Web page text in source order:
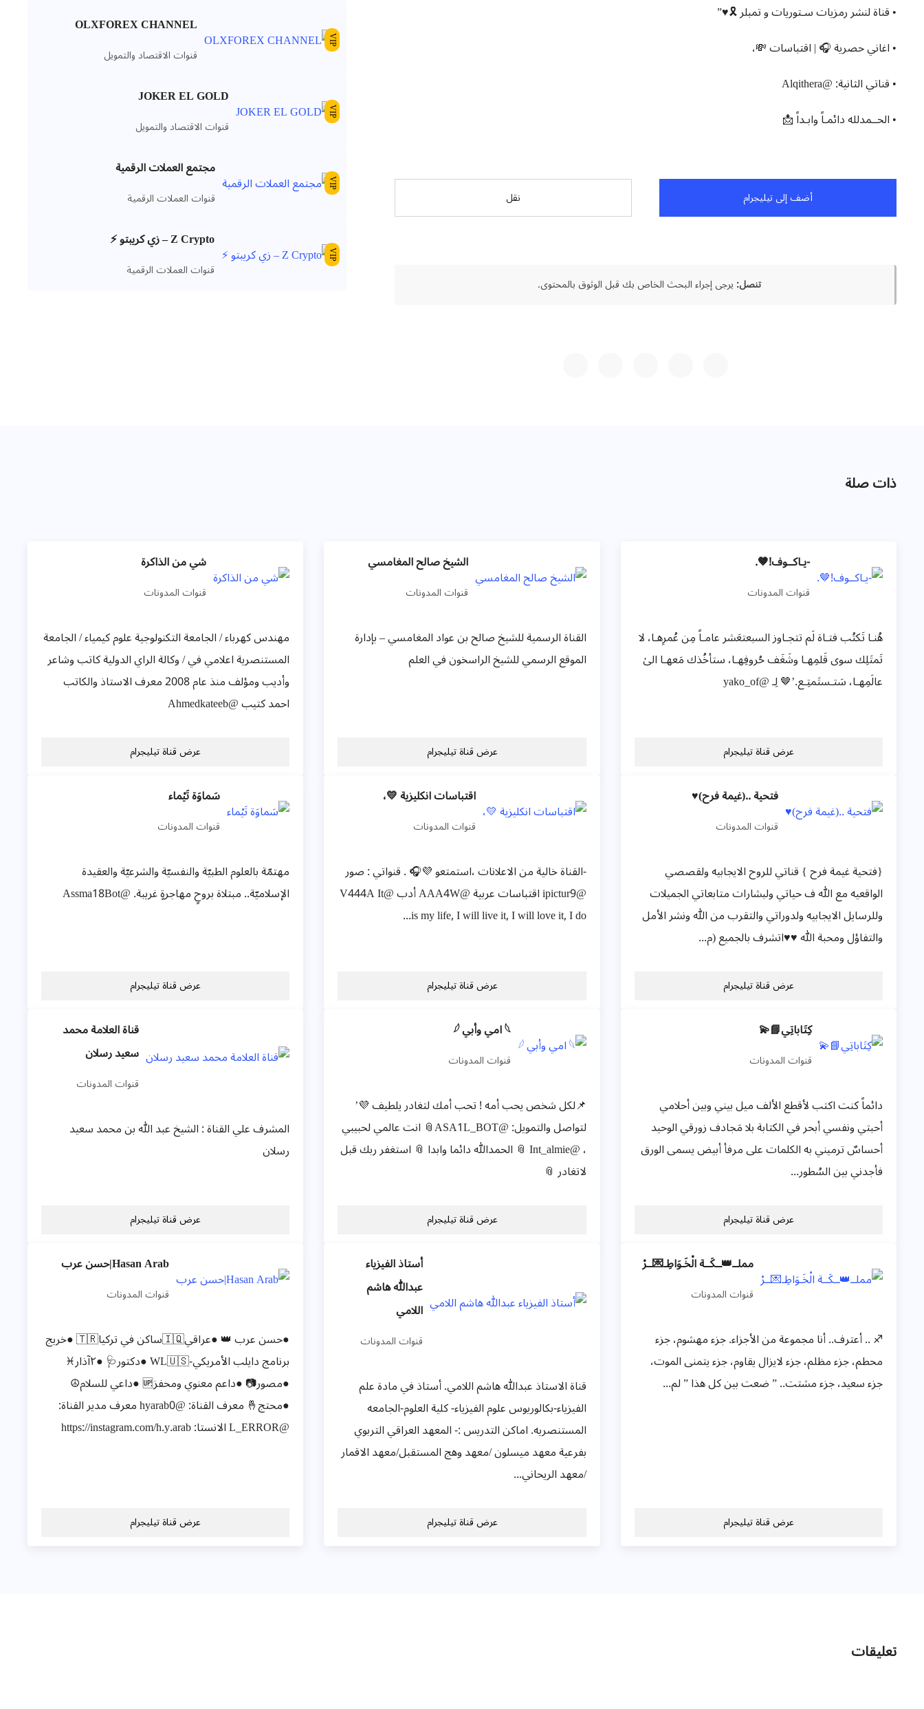
• قناة لنشر رمزيات سـتوريات و تمبلر 🎗♥️”
• اغاني حصرية 🎧 | اقتباسات 💸،
• قناتي الثانية: @Alqithera
• الحــمدلله دائمـاً وابـداً 📩
أضف إلى تيليجرام نقل
تنصل:يرجى إجراء البحث الخاص بك قبل الوثوق بالمحتوى.
VIP
OLXFOREX CHANNEL
قنوات الاقتصاد والتمويل
VIP
JOKER EL GOLD
قنوات الاقتصاد والتمويل
VIP
مجتمع العملات الرقمية
قنوات العملات الرقمية
VIP
Z Crypto – زي كريبتو ⚡️
قنوات العملات الرقمية
ذات صلة
-يـاكــوف!🤎.
قنوات المدونات
هُنـا تَكتُب فتـاة لَم تتجـاوز السبعتعَشر عامـاً مِن عُمرِهـا، لا
تَمتَلِك سوی قَلمِهـا وشَغَف حُروفِهـا، ستأخُذك مَعهـا الیٰ
عالَمِهـا، سَتـستَمتِـع.’🤎 لِـ @yako_of
عرض قناة تيليجرام
الشيخ صالح المغامسي
قنوات المدونات
القناة الرسمية للشيخ صالح بن عواد المغامسي – بإدارة
الموقع الرسمي للشيخ الراسخون في العلم
عرض قناة تيليجرام
شي من الذاكرة
قنوات المدونات
مهندس كهرباء / الجامعة التكنولوجية علوم كيمياء / الجامعة
المستنصرية اعلامي في / وكالة الراي الدولية كاتب وشاعر
وأديب ومؤلف منذ عام 2008 معرف الاستاذ والكاتب
احمد كتيب @Ahmedkateeb
عرض قناة تيليجرام
فتحية ..(غيمة فرح)♥️
قنوات المدونات
{فتحية غيمة فرح } قناتي للروح الايجابيه ولقصصي
الواقعيه مع الله ف حياتي ولبشارات متابعاتي الجميلات
وللرسايل الايجابيه ولدوراتي والتقرب من الله ونشر الأمل
والتفاؤل ومحبة الله ♥️♥️اتشرف بالجميع (م...
عرض قناة تيليجرام
اقتباسات انكليزية 💛،
قنوات المدونات
-القناة خالية من الاعلانات ،استمتعو 💜🎧 . قنواتي : صور
@ipictur9 اقتباسات عربية @AAA4W أدب @V444A It
is my life, I will live it, I will love it, I do...
عرض قناة تيليجرام
سَماوَة تَيْماء
قنوات المدونات
مهتمّة بالعلوم الطبيّة والنفسيّة والشرعيّة والعقيدة
الإسلاميّة.. مبتلاة بروحٍ مهاجرةٍ غريبة. @Assma18Bot
عرض قناة تيليجرام
كِتَاباتِي📘💫
قنوات المدونات
دائماً كنت اكتب لأقطع الألف ميل بيني وبين أحلامي
أحبتي ونفسي أبحر في الكتابة بلا مَجادف زورقي الوحيد
أحساسٌ ترميني به الكلمات على مرفأ أبيض يسمى الورق
فأجدني بين السُطور...
عرض قناة تيليجرام
𓆩 امي وأبي 𓆪
قنوات المدونات
📌لكل شخص يحب أمه ! تحب أمك لتغادر يلطيف 💜’
لتواصل والتمويل: @ASA1L_BOT📎 انت عالمي لحبيبي
، @Int_almie 📎 الحمدالله دائما وابدا 📎 استغفر ربك قبل
لاتغادر 📎
عرض قناة تيليجرام
قناة العلامة محمد
سعيد رسلان
قنوات المدونات
المشرف علي القناة : الشيخ عبد الله بن محمد سعيد
رسلان
عرض قناة تيليجرام
مملــ👑ــكَــة الْخَـوَاطِـ💌ــرْ
قنوات المدونات
♐ .. أعترف.. أنا مجموعة من الأجزاء. جزء مهشوم، جزء
محطم، جزء مظلم، جزء لايزال يقاوم، جزء يتمنى الموت،
جزء سعيد، جزء مشتت.. ” ضعت بين كل هذا ” لم...
عرض قناة تيليجرام
أستاذ الفيزياء
عبدالله هاشم
اللامي
قنوات المدونات
قناة الاستاذ عبدالله هاشم اللامي. أستاذ في مادة علم
الفيزياء-بكالوريوس علوم الفيزياء- كلية العلوم-الجامعه
المستنصريه. اماكن التدريس :- المعهد العراقي التربوي
بفرعية معهد ميسلون /معهد وهج المستقبل/معهد الاقمار
/معهد الريحاني...
عرض قناة تيليجرام
Hasan Arab|حسن عرب
قنوات المدونات
●حسن عرب 👑 ●عراقي🇮🇶ساكن في تركيا🇹🇷 ●خريج
برنامج دايلب الأمريكي-WL🇺🇸 ●دكتور🩺 ●٢آذار♓️
●مصور📷 ●داعم معنوي ومحفز🆙 ●داعي للسلام☮
●محتج🤞 معرف القناة: @hyarab0 معرف مدير القناة:
@L_ERROR الانستا: https://instagram.com/h.y.arab
عرض قناة تيليجرام
تعليقات